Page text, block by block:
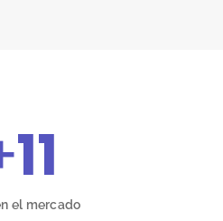
11
el mercado